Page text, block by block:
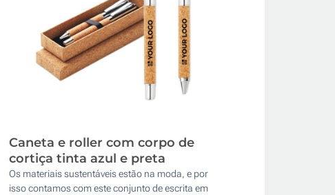
Caneta e roller com corpo de
cortiça tinta azul e preta
Os materiais sustentáveis estão na moda, e por
isso contamos com este conjunto de escrita em